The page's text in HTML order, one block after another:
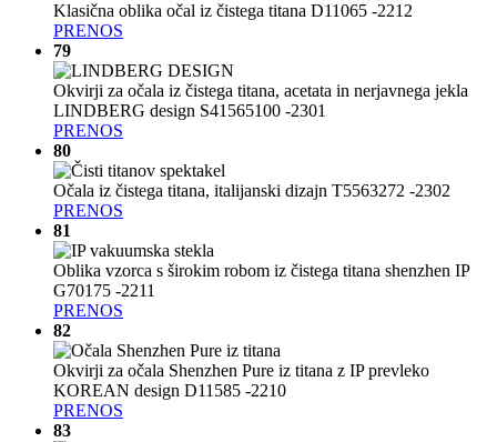
Klasična oblika očal iz čistega titana D11065 -2212
PRENOS
79
Okvirji za očala iz čistega titana, acetata in nerjavnega jekla
LINDBERG design S41565100 -2301
PRENOS
80
Očala iz čistega titana, italijanski dizajn T5563272 -2302
PRENOS
81
Oblika vzorca s širokim robom iz čistega titana shenzhen IP
G70175 -2211
PRENOS
82
Okvirji za očala Shenzhen Pure iz titana z IP prevleko
KOREAN design D11585 -2210
PRENOS
83